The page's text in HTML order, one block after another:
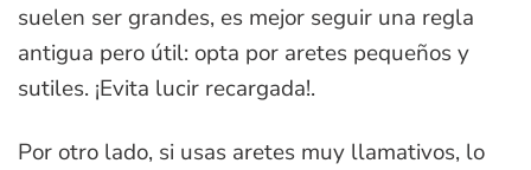
suelen ser grandes, es mejor seguir una regla
antigua pero útil: opta por aretes pequeños y
sutiles. ¡Evita lucir recargada!.
Por otro lado, si usas aretes muy llamativos, lo